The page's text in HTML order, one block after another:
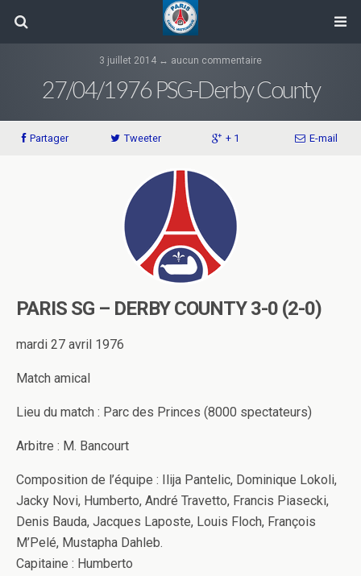
3 juillet 2014 ↔ aucun commentaire
27/04/1976 PSG-Derby County
Partager Tweeter + 1 E-mail
PARIS SG – DERBY COUNTY 3-0 (2-0)
mardi 27 avril 1976
Match amical
Lieu du match : Parc des Princes (8000 spectateurs)
Arbitre : M. Bancourt
Composition de l’équipe : Ilija Pantelic, Dominique Lokoli,
Jacky Novi, Humberto, André Travetto, Francis Piasecki,
Denis Bauda, Jacques Laposte, Louis Floch, François
M’Pelé, Mustapha Dahleb.
Capitaine : Humberto